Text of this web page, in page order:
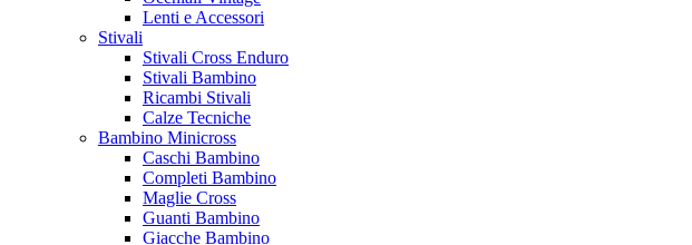
Lenti e Accessori
Stivali
Stivali Cross Enduro
Stivali Bambino
Ricambi Stivali
Calze Tecniche
Bambino Minicross
Caschi Bambino
Completi Bambino
Maglie Cross
Guanti Bambino
Giacche Bambino